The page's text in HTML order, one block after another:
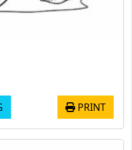
PRINT